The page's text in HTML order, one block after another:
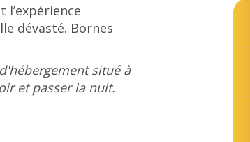
l’expérience
dévasté. Bornes
situé à
et passer la nuit.